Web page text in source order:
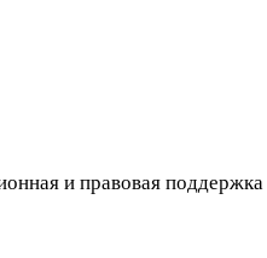
и правовая поддержка